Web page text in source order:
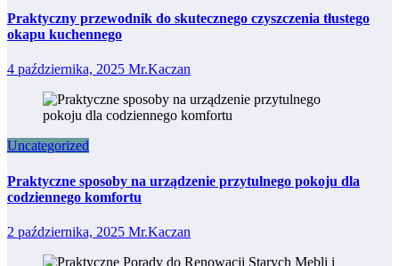
Praktyczny przewodnik do skutecznego czyszczenia tłustego
okapu kuchennego
4 października, 2025 Mr.Kaczan
Uncategorized
Praktyczne sposoby na urządzenie przytulnego pokoju dla
codziennego komfortu
2 października, 2025 Mr.Kaczan